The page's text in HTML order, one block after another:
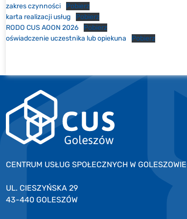
zakres czynności
Pobierz
karta realizacji usług
Pobierz
RODO CUS AOON 2026
Pobierz
oświadczenie uczestnika lub opiekuna
Pobierz
CENTRUM USŁUG SPOŁECZNYCH W GOLESZOWIE
UL. CIESZYŃSKA 29
43-440 GOLESZÓW